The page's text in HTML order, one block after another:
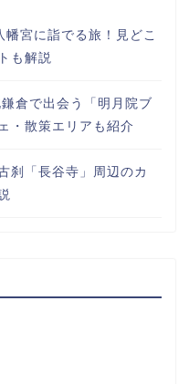
宮に詣でる旅！見どこ
も解説
倉で出会う「明月院ブ
・散策エリアも紹介
刹「長谷寺」周辺のカ